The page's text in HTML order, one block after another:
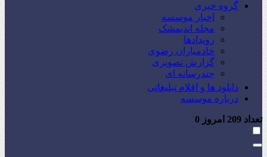
گروه خبری
اخبار موسسه
مجله اندیمشک
رویدادها
خادمیاران رضوی
گزارش تصویری
چندرسانه ای
دانلود ها و اقلام تبلیغاتی
درباره موسسه
تعداد امروز 0